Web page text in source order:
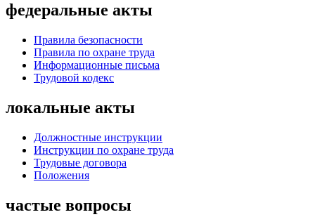
федеральные акты
Правила безопасности
Правила по охране труда
Информационные письма
Трудовой кодекс
локальные акты
Должностные инструкции
Инструкции по охране труда
Трудовые договора
Положения
частые вопросы